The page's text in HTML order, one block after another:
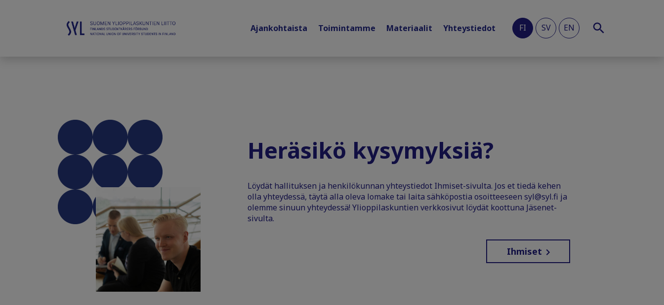
Ajankohtaista Toimintamme Materiaalit Yhteystiedot FI SV EN
Heräsikö kysymyksiä?
Löydät hallituksen ja henkilökunnan yhteystiedot Ihmiset-sivulta. Jos et tiedä kehen
olla yhteydessä, täytä alla oleva lomake tai laita sähköpostia osoitteeseen syl@syl.fi ja
olemme sinuun yhteydessä! Ylioppilaskuntien verkkosivut löydät koottuna Jäsenet-
sivulta.
Ihmiset